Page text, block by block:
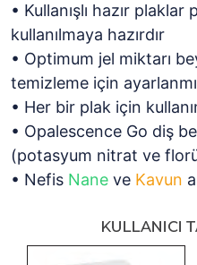
• Kullanışlı hazır plaklar
kullanılmaya hazırdır
• Optimum jel miktarı
temizleme için
• Her bir plak için
• Opalescence Go diş
(potasyum nitrat ve
• Nefis Nane ve Kavun